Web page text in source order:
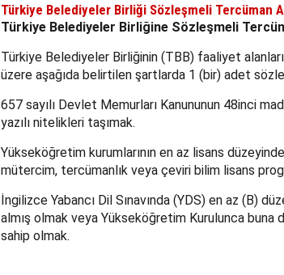
Türkiye Belediyeler Birliği Sözleşmeli Tercüman
Türkiye Belediyeler Birliğine Sözleşmeli
Türkiye Belediyeler Birliğinin (TBB) faaliyet
üzere aşağıda belirtilen şartlarda 1 (bir) adet
657 sayılı Devlet Memurları Kanununun 48inci
yazılı nitelikleri taşımak.
Yükseköğretim kurumlarının en az lisans
mütercim, tercümanlık veya çeviri bilim lisans
İngilizce Yabancı Dil Sınavında (YDS) en az (B)
almış olmak veya Yükseköğretim Kurulunca
sahip olmak.